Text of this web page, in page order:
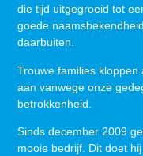
die tijd uitgegroeid tot
goede
daarbuiten.
Trouwe families
aan vanwege onze
betrokkenheid.
Sinds december 2009
mooie bedrijf. Dit doet